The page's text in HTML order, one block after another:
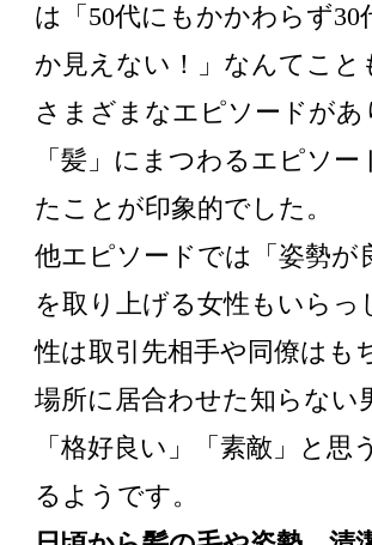
は「50代にもかかわらず30
か見えない！」なんてこと
さまざまなエピソードが
「髪」にまつわるエピソー
たことが印象的でした。
他エピソードでは「姿勢が
を取り上げる女性もいらっ
性は取引先相手や同僚はも
場所に居合わせた知らない
「格好良い」「素敵」と思
るようです。